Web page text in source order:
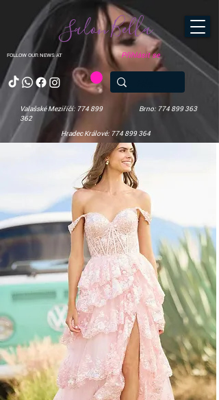
FOLLOW OUR NEWS AT
Salon Bella
Valašské Meziříčí: 774 899
362
Brno: 774 899 363
Hradec Králové: 774 899 364
Přihlásit se